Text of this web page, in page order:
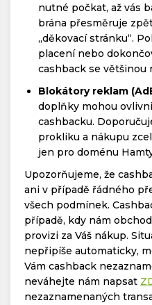
nutné počkat, až vás
brána přesměruje
„děkovací stránku“.
placení nebo
cashback se většinou
Blokátory reklam
doplňky mohou
cashbacku.
prokliku a nákupu
jen pro doménu
Upozorňujeme, že
ani v případě řádného
všech podmínek.
případě, kdy nám
provizi za Váš nákup.
nepřipíše automaticky,
Vám cashback
neváhejte nám napsat
nezaznamenaných